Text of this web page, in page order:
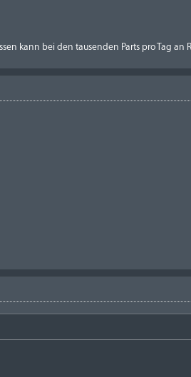
kann bei den tausenden Parts pro Tag an